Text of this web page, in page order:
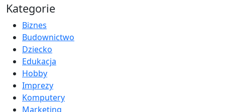
Kategorie
Biznes
Budownictwo
Dziecko
Edukacja
Hobby
Imprezy
Komputery
Marketing